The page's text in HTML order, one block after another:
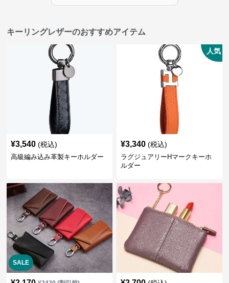
キーリングレザーのおすすめアイテム
¥3,540 (税込)
高級編み込み革製キーホルダー
人気
¥3,340 (税込)
ラグジュアリーHマークキーホ
ルダー
SALE